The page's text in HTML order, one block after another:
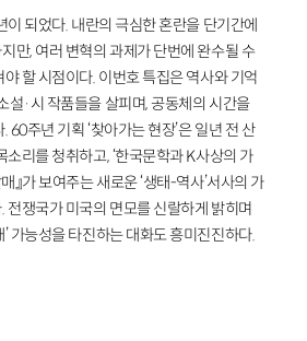
이 되었다. 내란의 극심한 혼란을 단기간에
만, 여러 변혁의 과제가 단번에 완수될 수
할 시점이다. 이번호 특집은 역사와 기억
설·시 작품들을 살피며, 공동체의 시간을
60주년 기획 ‘찾아가는 현장’은 일년 전 산
소리를 청취하고, ‘한국문학과 K사상의 가
』가 보여주는 새로운 ‘생태-역사’서사의 가
전쟁국가 미국의 면모를 신랄하게 밝히며
가능성을 타진하는 대화도 흥미진진하다.